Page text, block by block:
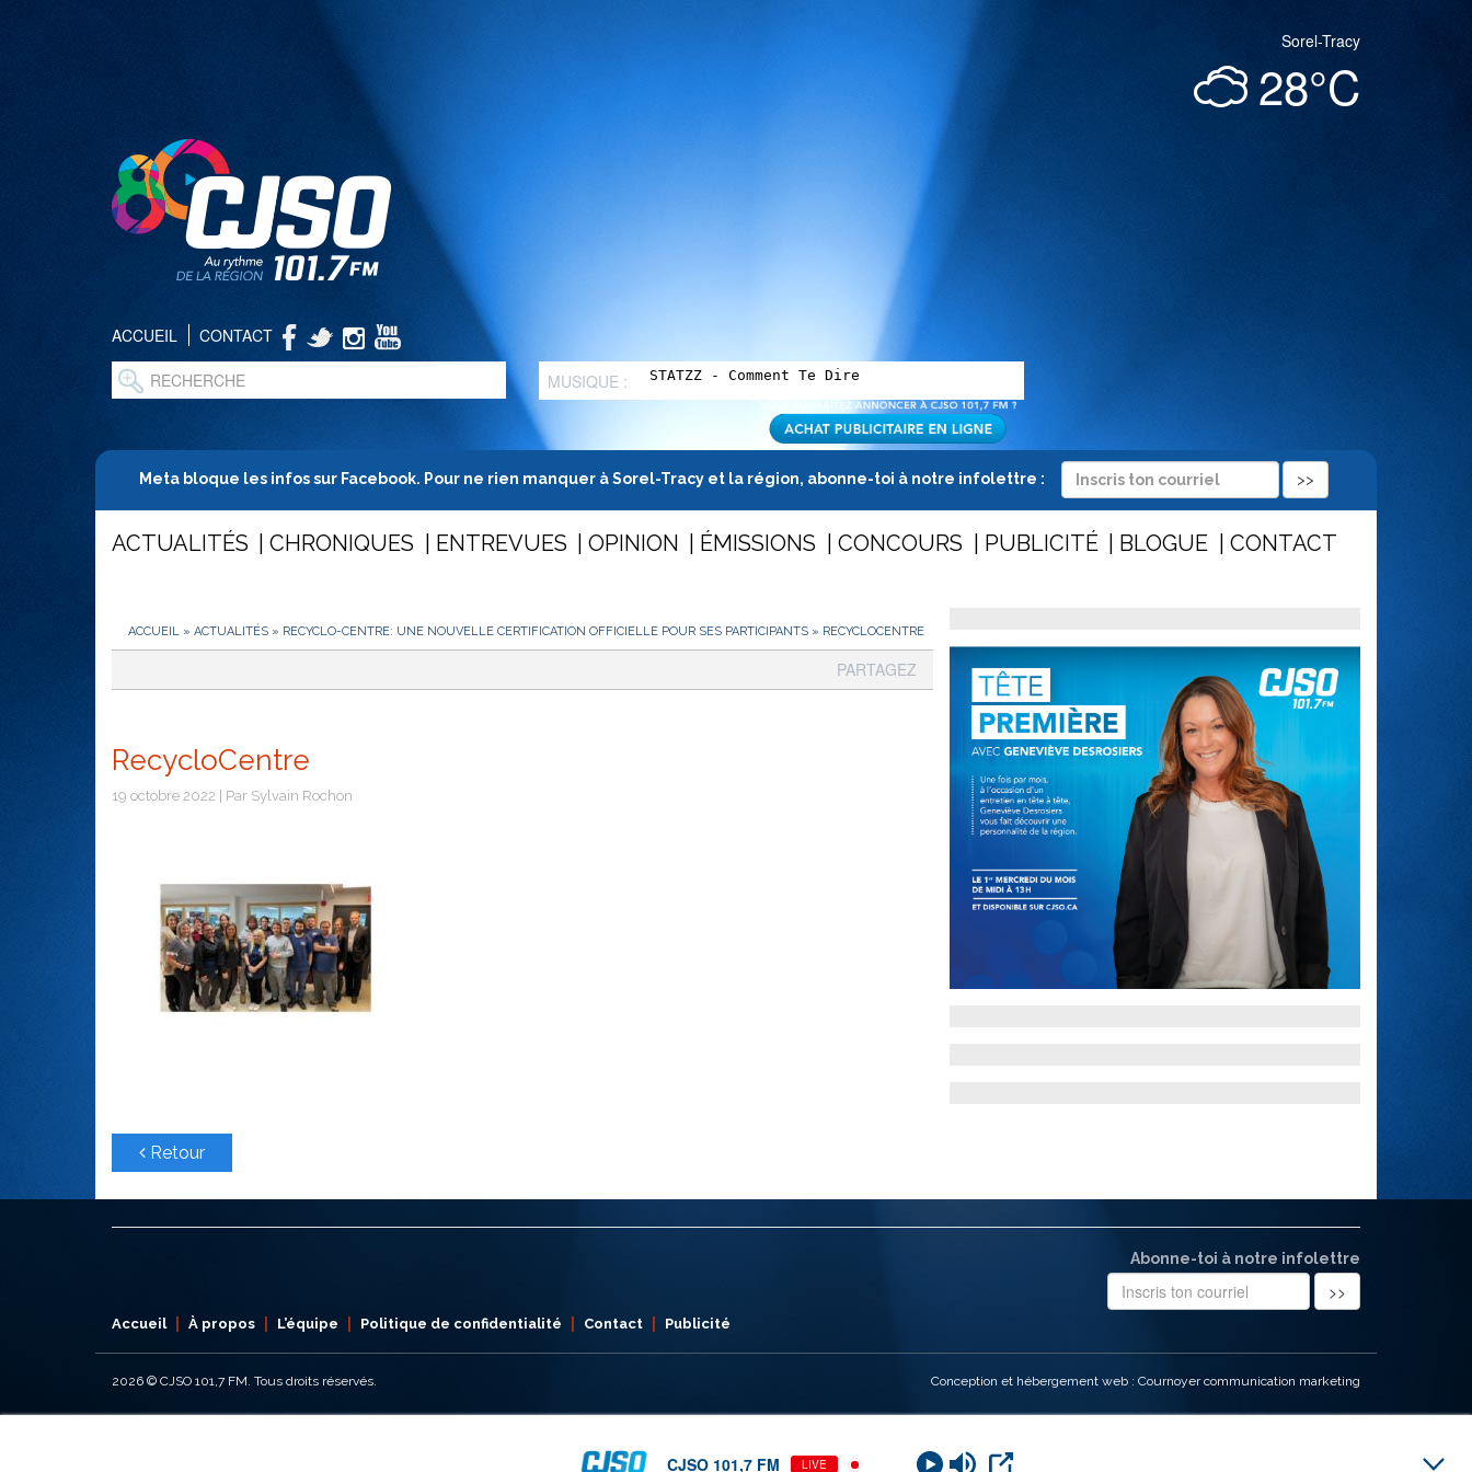
Sorel-Tracy
28°C
ACCUEIL CONTACT
MUSIQUE :
Meta bloque les infos sur Facebook. Pour ne rien manquer à Sorel-Tracy et la région, abonne-toi à notre infolettre :
ACTUALITÉS CHRONIQUES ENTREVUES OPINION ÉMISSIONS CONCOURS PUBLICITÉ BLOGUE CONTACT
ACCUEIL » ACTUALITÉS » RECYCLO-CENTRE: UNE NOUVELLE CERTIFICATION OFFICIELLE POUR SES PARTICIPANTS » RECYCLOCENTRE
PARTAGEZ
RecycloCentre
19 octobre 2022 | Par Sylvain Rochon
Retour
Abonne-toi à notre infolettre
Accueil À propos L’équipe Politique de confidentialité Contact Publicité
2026 © CJSO 101,7 FM. Tous droits réservés. Conception et hébergement web : Cournoyer communication marketing
CJSO 101,7 FM LIVE